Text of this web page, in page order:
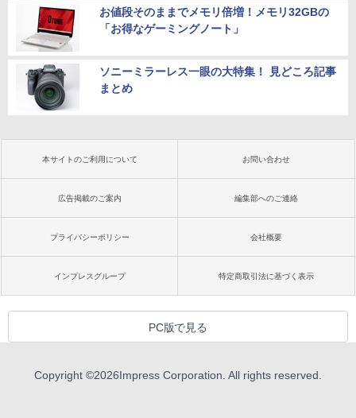
お値段そのままでメモリ倍増！メモリ32GBの
「お得なゲーミングノート」
ソニーミラーレス一眼の大特集！ 見どころ記事
まとめ
本サイトのご利用について お問い合わせ
広告掲載のご案内 編集部へのご連絡
プライバシーポリシー 会社概要
インプレスグループ 特定商取引法に基づく表示
PC版で見る
Copyright ©2026Impress Corporation. All rights reserved.